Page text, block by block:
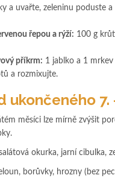
a uvařte, zeleninu poduste
řepou a rýží: 100 g
příkrm: 1 jablko a 1
a rozmixujte.
ukončeného 7.
měsíci lze mírně zvýšit
okurka, jarní cibulka,
borůvky, hrozny (bez